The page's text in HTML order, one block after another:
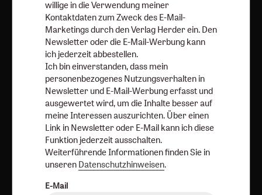
Nutzungsverhalten in Newsletter und E-Mail-Werbung
erfasst und ausgewertet wird, um die Inhalte besser auf
meine Interessen auszurichten. Über einen Link in
Newsletter oder E-Mail kann ich diese Funktion jederzeit
ausschalten.
Weiterführende Informationen finden Sie in unseren
Datenschutzhinweisen.
willige in die Verwendung meiner
Kontaktdaten zum Zweck des E-Mail-
Marketings durch den Verlag Herder ein. Den
Newsletter oder die E-Mail-Werbung kann
ich jederzeit abbestellen.
Ich bin einverstanden, dass mein
personenbezogenes Nutzungsverhalten in
Newsletter und E-Mail-Werbung erfasst und
ausgewertet wird, um die Inhalte besser auf
meine Interessen auszurichten. Über einen
Link in Newsletter oder E-Mail kann ich diese
Funktion jederzeit ausschalten.
Weiterführende Informationen finden Sie in
unseren Datenschutzhinweisen.
E-Mail